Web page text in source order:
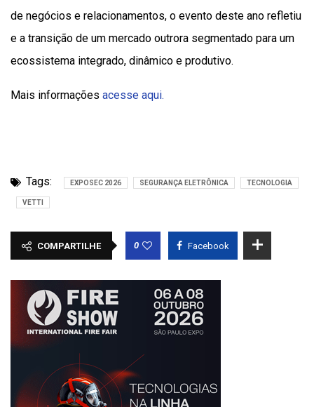
de negócios e relacionamentos, o evento deste ano refletiu
e a transição de um mercado outrora segmentado para um
ecossistema integrado, dinâmico e produtivo.
Mais informações acesse aqui.
Tags: EXPOSEC 2026 SEGURANÇA ELETRÔNICA TECNOLOGIA
VETTI
COMPARTILHE 0 Facebook